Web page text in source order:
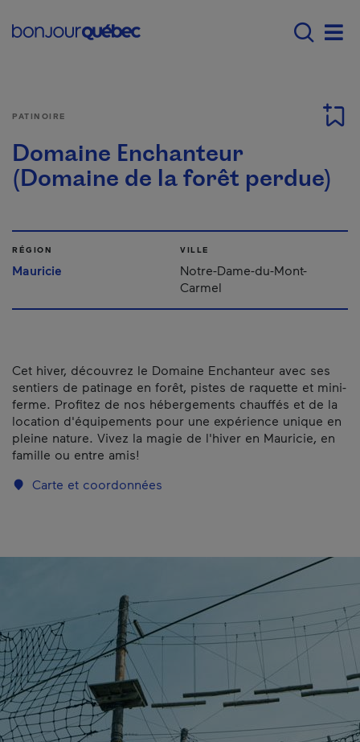
Main navigation -
PATINOIRE
Domaine Enchanteur
(Domaine de la forêt perdue)
RÉGION
Mauricie
VILLE
Notre-Dame-du-Mont-
Carmel
Cet hiver, découvrez le Domaine Enchanteur avec ses
sentiers de patinage en forêt, pistes de raquette et mini-
ferme. Profitez de nos hébergements chauffés et de la
location d'équipements pour une expérience unique en
pleine nature. Vivez la magie de l'hiver en Mauricie, en
famille ou entre amis!
Carte et coordonnées